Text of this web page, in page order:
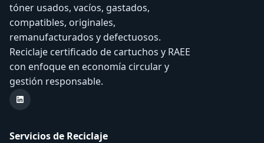
tóner usados, vacíos, gastados,
compatibles, originales,
remanufacturados y defectuosos.
Reciclaje certificado de cartuchos y RAEE
con enfoque en economía circular y
gestión responsable.
LinkedIn Reciink
Servicios de Reciclaje